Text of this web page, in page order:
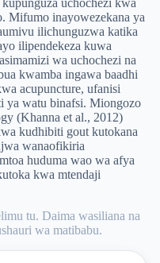
Mifumo inayowezekana ya
ilichunguzwa katika
ilipendekeza kuwa
wa uchochezi na
kwamba ingawa baadhi
acupuncture, ufanisi
ya watu binafsi. Miongozo
(Khanna et al., 2012)
kudhibiti gout kutokana
wanaofikiria
huduma wao wa afya
kwa mtendaji
tu. Daima wasiliana na
wa matibabu.